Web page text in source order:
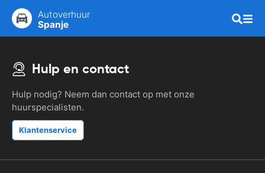
Autoverhuur
Spanje
Hulp en contact
Hulp nodig? Neem dan contact op met onze
huurspecialisten.
Klantenservice